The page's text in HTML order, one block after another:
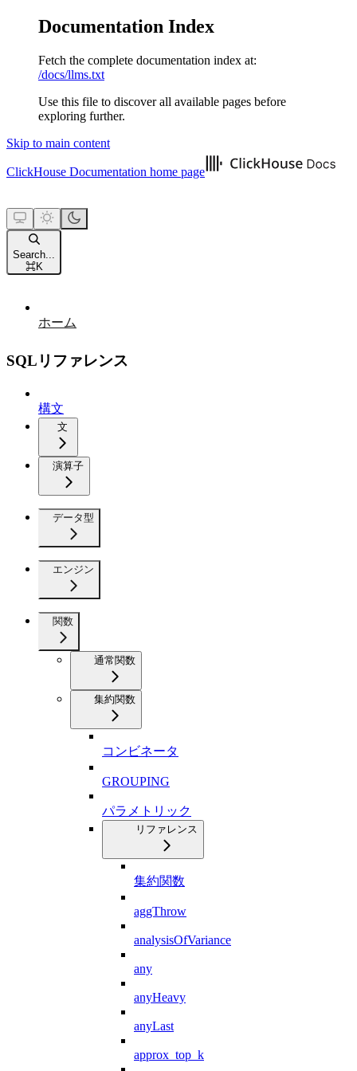
Documentation Index
Fetch the complete documentation index at:
/docs/llms.txt
Use this file to discover all available pages before
exploring further.
Skip to main content
ClickHouse Documentation home page
Search...
⌘K
ホーム
SQLリファレンス
構文
文
演算子
データ型
エンジン
関数
通常関数
集約関数
コンビネータ
GROUPING
パラメトリック
リファレンス
集約関数
aggThrow
analysisOfVariance
any
anyHeavy
anyLast
approx_top_k